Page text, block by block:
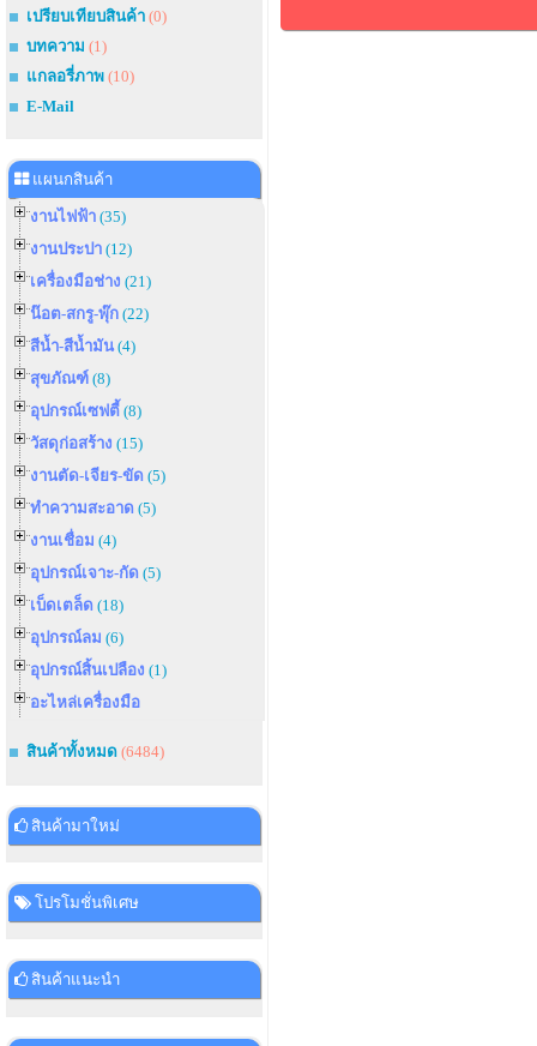
เปรียบเทียบสินค้า (0)
บทความ (1)
แกลอรี่ภาพ (10)
E-Mail
แผนกสินค้า
งานไฟฟ้า (35)
งานประปา (12)
เครื่องมือช่าง (21)
น๊อต-สกรู-พุ๊ก (22)
สีน้ำ-สีน้ำมัน(4)
สุขภัณฑ์ (8)
อุปกรณ์เซฟตี้ (8)
วัสดุก่อสร้าง (15)
งานตัด-เจียร-ขัด (5)
ทำความสะอาด (5)
งานเชื่อม (4)
อุปกรณ์เจาะ-กัด (5)
เบ็ดเตล็ด (18)
อุปกรณ์ลม (6)
อุปกรณ์สิ้นเปลือง (1)
อะไหล่เครื่องมือ
สินค้าทั้งหมด (6484)
สินค้ามาใหม่
โปรโมชั่นพิเศษ
สินค้าแนะนำ